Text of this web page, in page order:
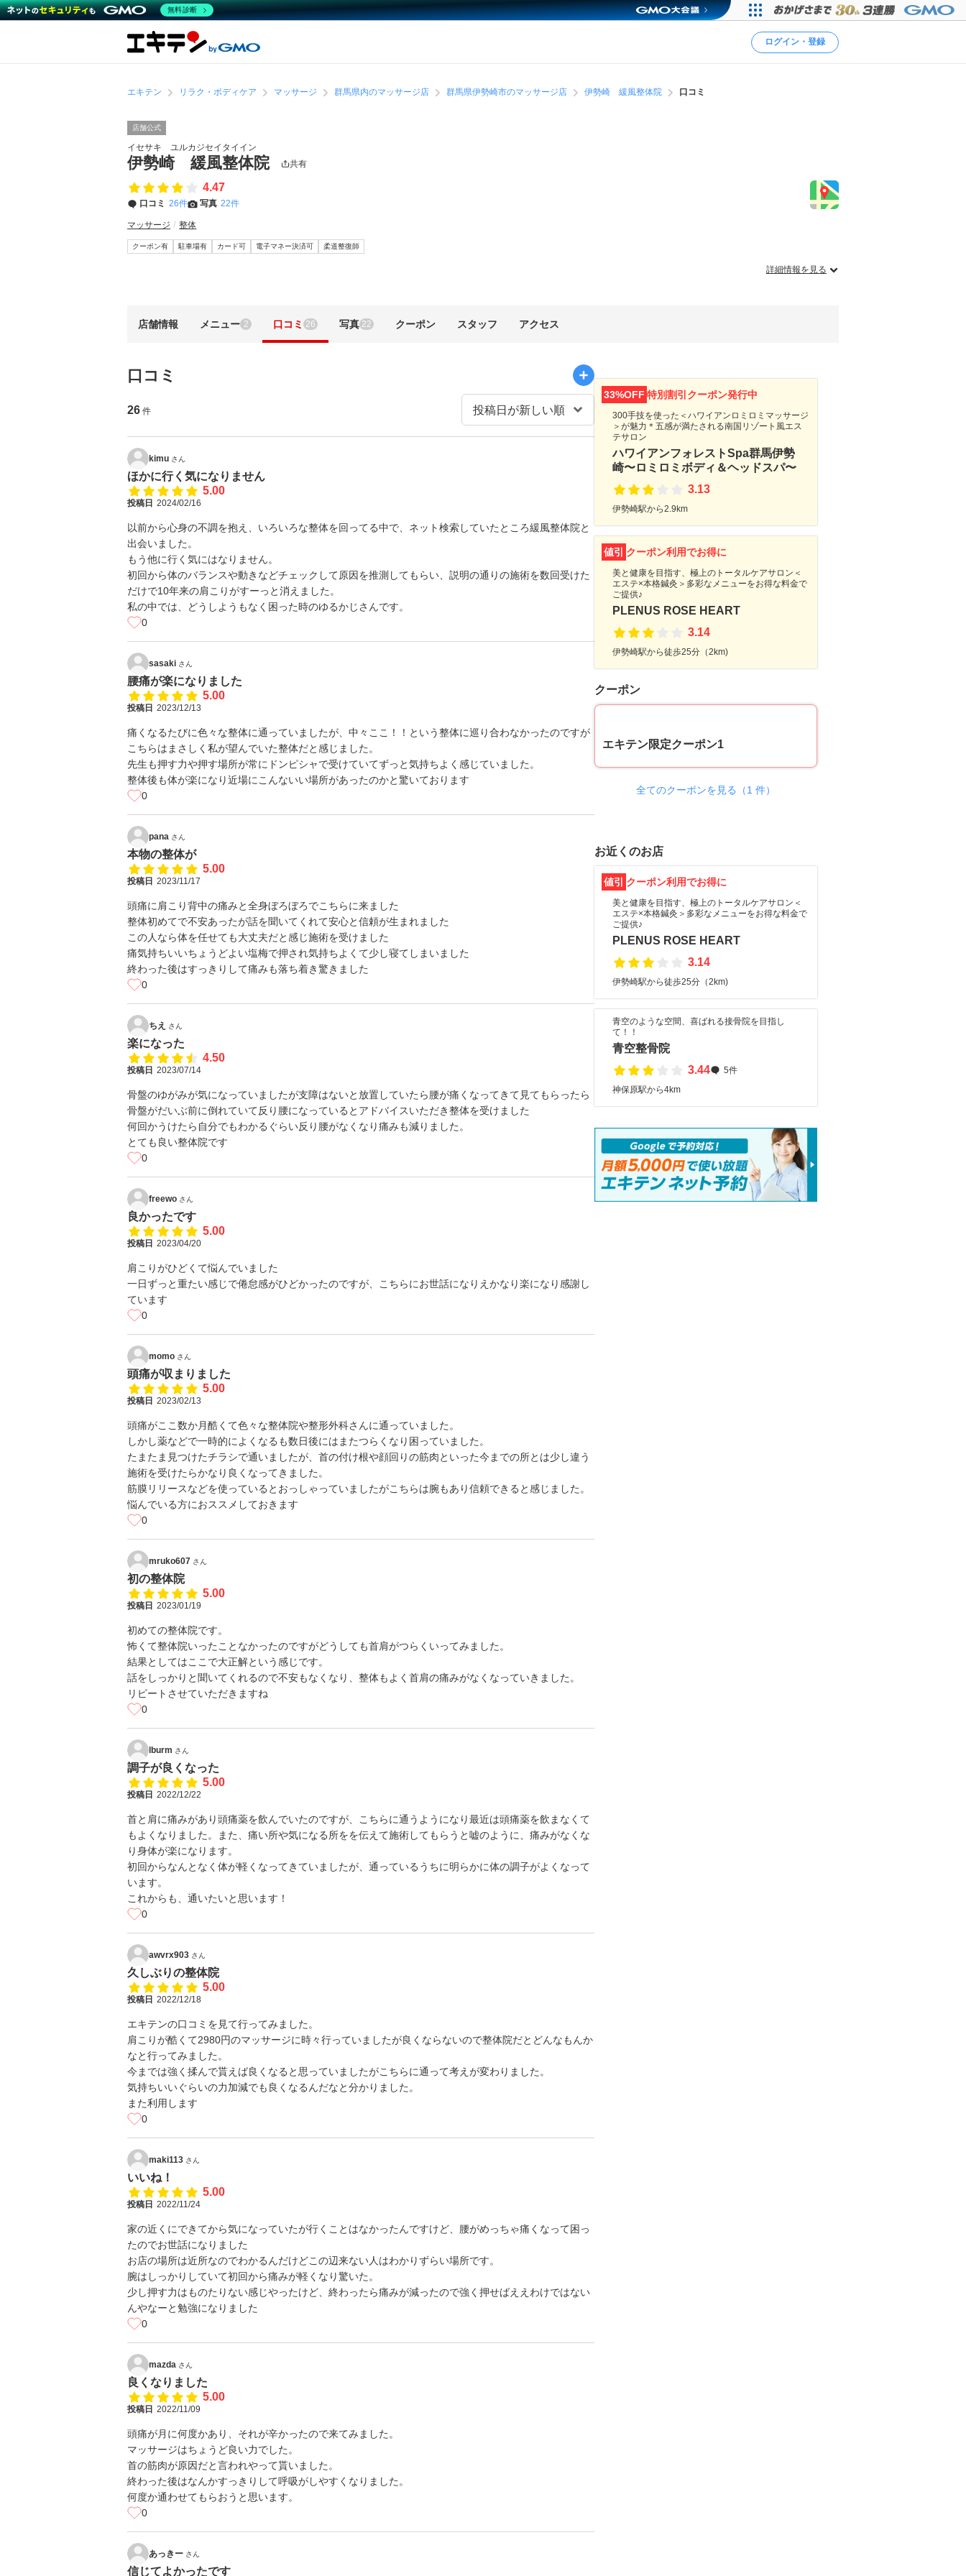
ログイン・登録
エキテン リラク・ボディケア マッサージ 群馬県内のマッサージ店 群馬県伊勢崎市のマッサージ店 伊勢崎 緩風整体院 口コミ
店舗公式
イセサキ ユルカジセイタイイン
伊勢崎 緩風整体院 共有
4.47
口コミ 26件 写真 22件
マッサージ 整体
クーポン有 駐車場有 カード可 電子マネー決済可 柔道整復師
詳細情報を見る
店舗情報 メニュー 2 口コミ 26 写真 22 クーポン スタッフ アクセス
口コミ
26 件
kimu さん
ほかに行く気になりません
5.00
投稿日 2024/02/16
以前から心身の不調を抱え、いろいろな整体を回ってる中で、ネット検索していたところ緩風整体院と
出会いました。
もう他に行く気にはなりません。
初回から体のバランスや動きなどチェックして原因を推測してもらい、説明の通りの施術を数回受けた
だけで10年来の肩こりがすーっと消えました。
私の中では、どうしようもなく困った時のゆるかじさんです。
0
sasaki さん
腰痛が楽になりました
5.00
投稿日 2023/12/13
痛くなるたびに色々な整体に通っていましたが、中々ここ！！という整体に巡り合わなかったのですが
こちらはまさしく私が望んでいた整体だと感じました。
先生も押す力や押す場所が常にドンピシャで受けていてずっと気持ちよく感じていました。
整体後も体が楽になり近場にこんないい場所があったのかと驚いております
0
pana さん
本物の整体が
5.00
投稿日 2023/11/17
頭痛に肩こり背中の痛みと全身ぼろぼろでこちらに来ました
整体初めてで不安あったが話を聞いてくれて安心と信頼が生まれました
この人なら体を任せても大丈夫だと感じ施術を受けました
痛気持ちいいちょうどよい塩梅で押され気持ちよくて少し寝てしまいました
終わった後はすっきりして痛みも落ち着き驚きました
0
ちえ さん
楽になった
4.50
投稿日 2023/07/14
骨盤のゆがみが気になっていましたが支障はないと放置していたら腰が痛くなってきて見てもらったら
骨盤がだいぶ前に倒れていて反り腰になっているとアドバイスいただき整体を受けました
何回かうけたら自分でもわかるぐらい反り腰がなくなり痛みも減りました。
とても良い整体院です
0
freewo さん
良かったです
5.00
投稿日 2023/04/20
肩こりがひどくて悩んでいました
一日ずっと重たい感じで倦怠感がひどかったのですが、こちらにお世話になりえかなり楽になり感謝し
ています
0
momo さん
頭痛が収まりました
5.00
投稿日 2023/02/13
頭痛がここ数か月酷くて色々な整体院や整形外科さんに通っていました。
しかし薬などで一時的によくなるも数日後にはまたつらくなり困っていました。
たまたま見つけたチラシで通いましたが、首の付け根や顔回りの筋肉といった今までの所とは少し違う
施術を受けたらかなり良くなってきました。
筋膜リリースなどを使っているとおっしゃっていましたがこちらは腕もあり信頼できると感じました。
悩んでいる方におススメしておきます
0
mruko607 さん
初の整体院
5.00
投稿日 2023/01/19
初めての整体院です。
怖くて整体院いったことなかったのですがどうしても首肩がつらくいってみました。
結果としてはここで大正解という感じです。
話をしっかりと聞いてくれるので不安もなくなり、整体もよく首肩の痛みがなくなっていきました。
リピートさせていただきますね
0
lburm さん
調子が良くなった
5.00
投稿日 2022/12/22
首と肩に痛みがあり頭痛薬を飲んでいたのですが、こちらに通うようになり最近は頭痛薬を飲まなくて
もよくなりました。また、痛い所や気になる所をを伝えて施術してもらうと嘘のように、痛みがなくな
り身体が楽になります。
初回からなんとなく体が軽くなってきていましたが、通っているうちに明らかに体の調子がよくなって
います。
これからも、通いたいと思います！
0
awvrx903 さん
久しぶりの整体院
5.00
投稿日 2022/12/18
エキテンの口コミを見て行ってみました。
肩こりが酷くて2980円のマッサージに時々行っていましたが良くならないので整体院だとどんなもんか
なと行ってみました。
今までは強く揉んで貰えば良くなると思っていましたがこちらに通って考えが変わりました。
気持ちいいぐらいの力加減でも良くなるんだなと分かりました。
また利用します
0
maki113 さん
いいね！
5.00
投稿日 2022/11/24
家の近くにできてから気になっていたが行くことはなかったんですけど、腰がめっちゃ痛くなって困っ
たのでお世話になりました
お店の場所は近所なのでわかるんだけどこの辺来ない人はわかりずらい場所です。
腕はしっかりしていて初回から痛みが軽くなり驚いた。
少し押す力はものたりない感じやったけど、終わったら痛みが減ったので強く押せばええわけではない
んやなーと勉強になりました
0
mazda さん
良くなりました
5.00
投稿日 2022/11/09
頭痛が月に何度かあり、それが辛かったので来てみました。
マッサージはちょうど良い力でした。
首の筋肉が原因だと言われやって貰いました。
終わった後はなんかすっきりして呼吸がしやすくなりました。
何度か通わせてもらおうと思います。
0
あっきー さん
信じてよかったです
33%OFF 特別割引クーポン発行中
300手技を使った＜ハワイアンロミロミマッサージ
＞が魅力＊五感が満たされる南国リゾート風エス
テサロン
ハワイアンフォレストSpa群馬伊勢
崎〜ロミロミボディ＆ヘッドスパ〜
3.13
伊勢崎駅から2.9km
値引 クーポン利用でお得に
美と健康を目指す、極上のトータルケアサロン＜
エステ×本格鍼灸＞多彩なメニューをお得な料金で
ご提供♪
PLENUS ROSE HEART
3.14
伊勢崎駅から徒歩25分（2km)
クーポン
エキテン限定クーポン1
全てのクーポンを見る（1 件）
お近くのお店
値引 クーポン利用でお得に
美と健康を目指す、極上のトータルケアサロン＜
エステ×本格鍼灸＞多彩なメニューをお得な料金で
ご提供♪
PLENUS ROSE HEART
3.14
伊勢崎駅から徒歩25分（2km)
青空のような空間、喜ばれる接骨院を目指し
て！！
青空整骨院
3.44
5件
神保原駅から4km
無料診断